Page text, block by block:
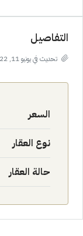
التفاصيل
تحديث في يونيو 11, 2022 في 2:09 م
السعر
نوع العقار
حالة العقار